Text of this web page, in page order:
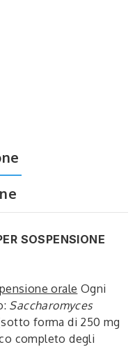
SOSPENSIONE
orale Ogni
Saccharomyces
forma di 250 mg
completo degli